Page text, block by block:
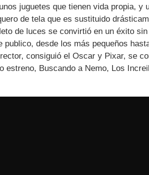
juguetes que tienen vida propia, y
de tela que es sustituido
de luces se convirtió en un éxito
publico, desde los más pequeños
consiguió el Oscar y Pixar, se
estreno, Buscando a Nemo, Los